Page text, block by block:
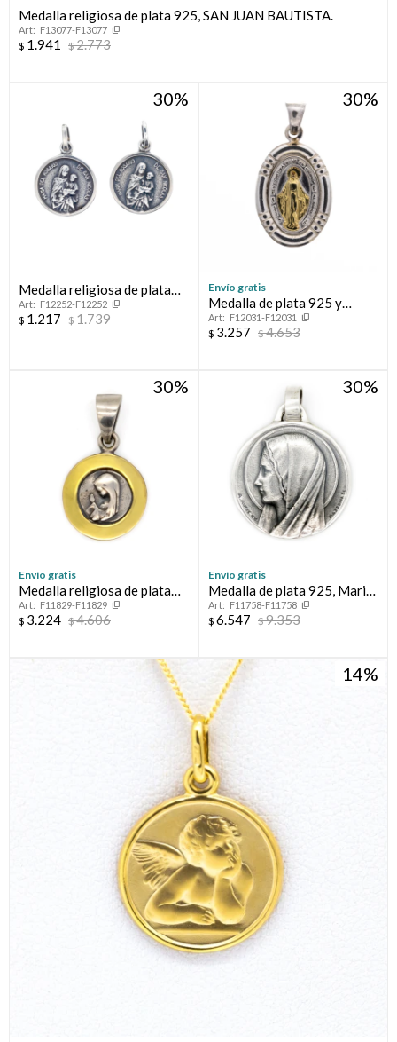
Medalla religiosa de plata 925, SAN JUAN BAUTISTA.
F13077-F13077
$ 1.941 $2.773
30
Medalla religiosa de plata
925, ROSARIO DE SAN
NICOLAS.
F12252-F12252
$ 1.217 $1.739
30
Envío gratis
Medalla de plata 925 y
double en oro 18 ktes,
MILAGROSA.
F12031-F12031
$ 3.257 $4.653
30
Envío gratis
Medalla religiosa de plata
925 y double en oro 18 ktes,
VIRGEN NIÑA.
F11829-F11829
$ 3.224 $4.606
30
Envío gratis
Medalla de plata 925, Maria
y Lourdes.
F11758-F11758
$ 6.547 $9.353
14
Compromiso